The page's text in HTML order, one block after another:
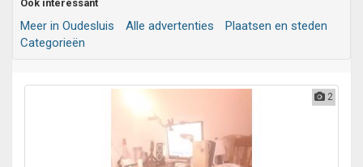
Ook interessant
Meer in Oudesluis Alle advertenties
Plaatsen en steden
Categorieën
2